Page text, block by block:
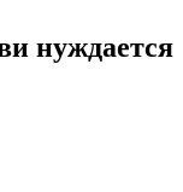
нуждается